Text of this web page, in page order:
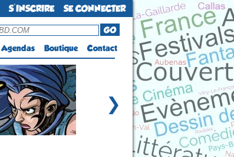
S'INSCRIRE
SE CONNECTER
GO
Agendas Boutique Contact
❯